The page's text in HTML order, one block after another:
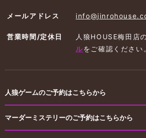
メールアドレス
営業時間/定休日 人狼HOUSE梅田店
ルを ご確認ください
人狼ゲームのご予約はこちらから
マーダーミステリーのご予約はこちらから